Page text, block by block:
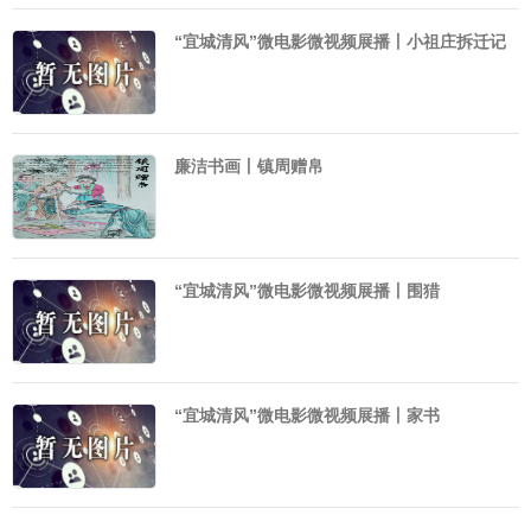
“宜城清风”微电影微视频展播丨小祖庄拆迁记
廉洁书画丨镇周赠帛
“宜城清风”微电影微视频展播丨围猎
“宜城清风”微电影微视频展播丨家书